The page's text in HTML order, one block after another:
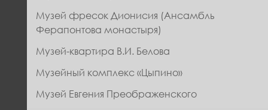
Музей фресок Дионисия (Ансамбль
Ферапонтова монастыря)
Музей-квартира В.И. Белова
Музейный комплекс «Цыпино»
Музей Евгения Преображенского